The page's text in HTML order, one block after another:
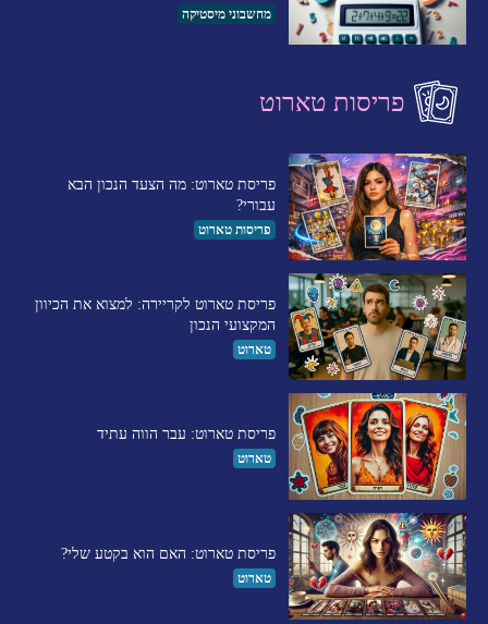
מחשבוני מיסטיקה
פריסות טארוט
פריסת טארוט: מה הצעד הנכון הבא
עבורי?
פריסות טארוט
פריסת טארוט לקריירה: למצוא את הכיוון
המקצועי הנכון
טארוט
פריסת טארוט: עבר הווה עתיד
טארוט
פריסת טארוט: האם הוא בקטע שלי?
טארוט